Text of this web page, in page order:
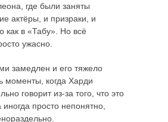
где были заняты
актёры, и призраки, и
как в «Табу». Но всё
ужасно.
замедлен и его тяжело
моменты, когда Харди
говорит из-за того, что это
иногда просто непонятно,